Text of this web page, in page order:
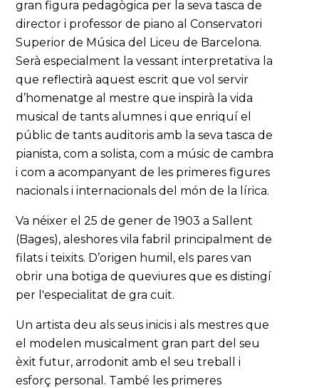
gran figura pedagògica per la seva tasca de
director i professor de piano al Conservatori
Superior de Música del Liceu de Barcelona.
Serà especialment la vessant interpretativa la
que reflectirà aquest escrit que vol servir
d’homenatge al mestre que inspirà la vida
musical de tants alumnes i que enriquí el
públic de tants auditoris amb la seva tasca de
pianista, com a solista, com a músic de cambra
i com a acompanyant de les primeres figures
nacionals i internacionals del món de la lírica.
Va néixer el 25 de gener de 1903 a Sallent
(Bages), aleshores vila fabril principalment de
filats i teixits. D’origen humil, els pares van
obrir una botiga de queviures que es distingí
per l'especialitat de gra cuit.
Un artista deu als seus inicis i als mestres que
el modelen musicalment gran part del seu
èxit futur, arrodonit amb el seu treball i
esforç personal. També les primeres